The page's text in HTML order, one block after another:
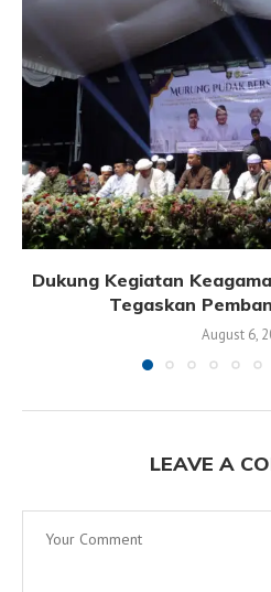
Dukung Kegiatan
Tegaskan
August 6,
LEAVE A